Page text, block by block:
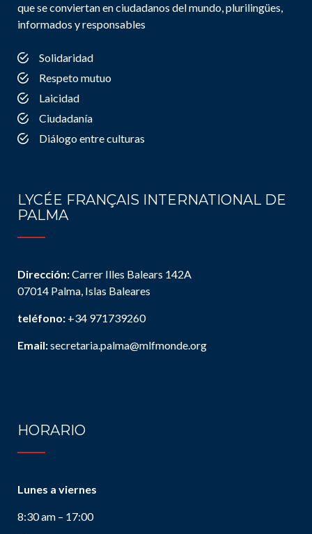
que se conviertan en ciudadanos del mundo, plurilingües,
informados y responsables
Solidaridad
Respeto mutuo
Laicidad
Ciudadanía
Diálogo entre culturas
LYCÉE FRANÇAIS INTERNATIONAL DE
PALMA
Dirección:Carrer Illes Balears 142A
07014 Palma, Islas Baleares
teléfono: +34 971739260
Email:secretaria.palma@mlfmonde.org
HORARIO
Lunes a viernes
8:30 am – 17:00